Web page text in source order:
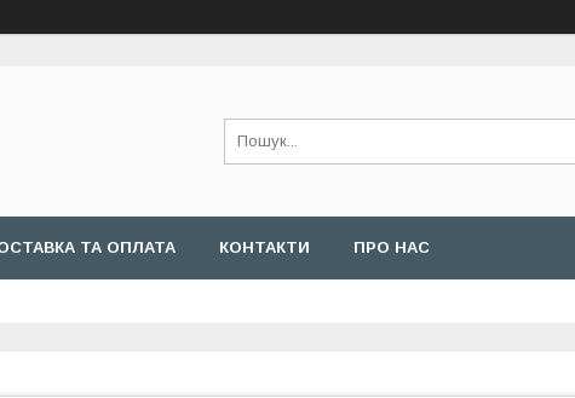
ТА ОПЛАТА КОНТАКТИ ПРО НАС